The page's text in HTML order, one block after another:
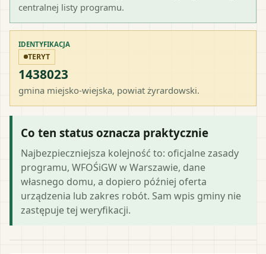
centralnej listy programu.
IDENTYFIKACJA
TERYT
1438023
gmina miejsko-wiejska, powiat żyrardowski.
Co ten status oznacza praktycznie
Najbezpieczniejsza kolejność to: oficjalne zasady
programu, WFOŚiGW w Warszawie, dane
własnego domu, a dopiero później oferta
urządzenia lub zakres robót. Sam wpis gminy nie
zastępuje tej weryfikacji.